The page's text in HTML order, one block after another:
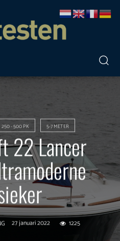
250 - 500 PK 5-7 METER
22 Lancer
27 januari 2022 1225